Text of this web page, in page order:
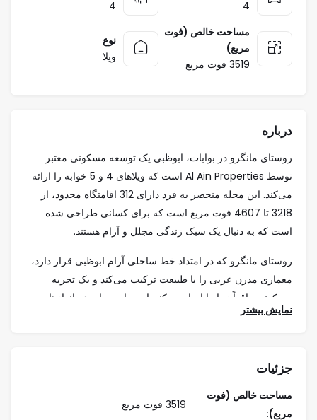
4
4
مساحت خالص (فوت
مربع)
3519 فوت مربع
نوع
ویلا
درباره
روستای مانگرو در بوابات، ابوظبی یک توسعه مسکونی معتبر
توسط Al Ain Properties است که ویلاهای 4 و 5 خوابه را ارائه
می‌کند. این محله منحصر به فرد دارای 312 اقامتگاه محدود، از
3218 تا 4607 فوت مربع است که برای کسانی طراحی شده
است که به دنبال یک سبک زندگی مجلل و آرام هستند.
روستای مانگرو که در امتداد خط ساحلی آرام ابوظبی قرار دارد،
معماری مدرن عربی را با طبیعت ترکیب می‌کند و یک تجربه
مسکونی واقعاً زیبا را ایجاد می‌کند. این جامعه با چشم‌اندازهای
خیره‌کننده از ساحل، فضاهای سبز سرسبز، و طراحی پیچیده،
هر ویلا به گونه ای طراحی شده است که تعادل کاملی از فضا،
پنجره‌های بزرگ برای نور طبیعی و انباری فراوان، فضایی راحت و
نمایش بیشتر
جزئیات
مساحت خالص (فوت
مربع):
3519 فوت مربع